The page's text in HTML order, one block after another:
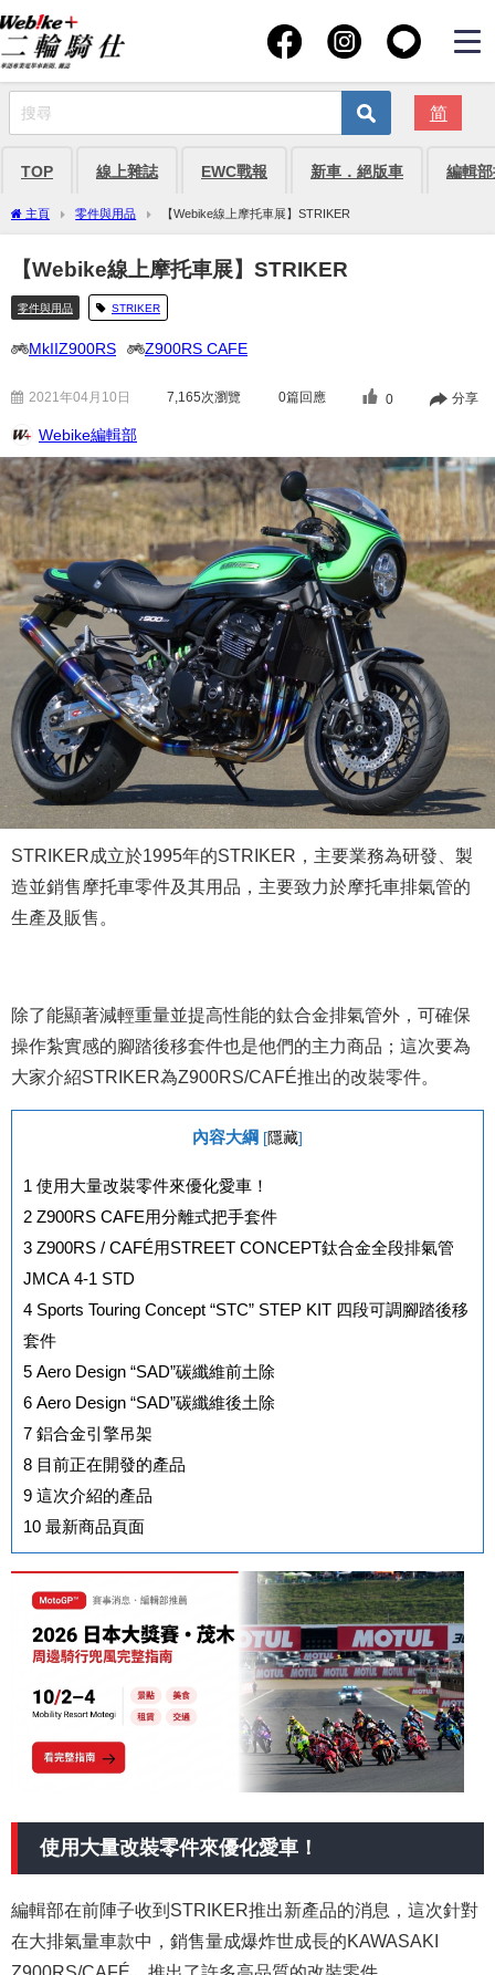
简
TOP 線上雜誌 EWC戰報 新車．絕版車 編輯
主頁 零件與用品 【Webike線上摩托車展】STRIKER
【Webike線上摩托車展】STRIKER
零件與用品 STRIKER
MkIIZ900RS Z900RS CAFE
2021年04月10日 7,165次瀏覽 0篇回應 0 分享
Webike編輯部
STRIKER成立於1995年的STRIKER，主要業務為研發、製
造並銷售摩托車零件及其用品，主要致力於摩托車排氣管的
生產及販售。
除了能顯著減輕重量並提高性能的鈦合金排氣管外，可確保
操作紮實感的腳踏後移套件也是他們的主力商品；這次要為
大家介紹STRIKER為Z900RS/CAFÉ推出的改裝零件。
內容大綱 [隱藏]
1 使用大量改裝零件來優化愛車！
2 Z900RS CAFE用分離式把手套件
3 Z900RS / CAFÉ用STREET CONCEPT鈦合金全段排氣管
JMCA 4-1 STD
4 Sports Touring Concept “STC” STEP KIT 四段可調腳踏後移
套件
5 Aero Design “SAD”碳纖維前土除
6 Aero Design “SAD”碳纖維後土除
7 鋁合金引擎吊架
8 目前正在開發的產品
9 這次介紹的產品
10 最新商品頁面
使用大量改裝零件來優化愛車！
編輯部在前陣子收到STRIKER推出新產品的消息，這次針對
在大排氣量車款中，銷售量成爆炸世成長的KAWASAKI
Z900RS/CAFÉ，推出了許多高品質的改裝零件，